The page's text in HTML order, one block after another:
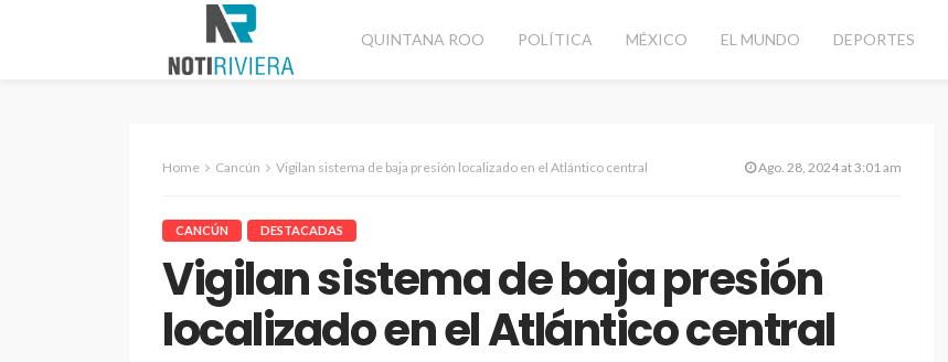
QUINTANA ROO POLÍTICA MÉXICO EL MUNDO DEPORTES
Home Cancún Vigilan sistema de baja presión localizado en el Atlántico central Ago. 28, 2024 at 3:01 am
CANCÚN DESTACADAS
Vigilan sistema de baja presión
localizado en el Atlántico central